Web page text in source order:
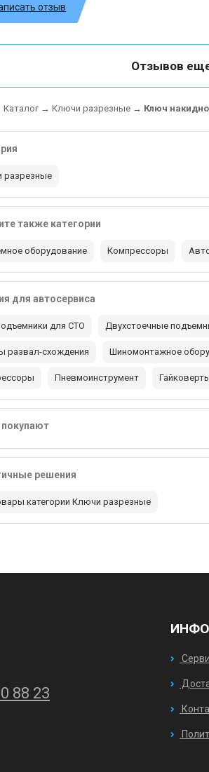
отзыв
Отзывов
Каталог→ Ключи разрезные → Ключ
разрезные
также категории
оборудование Компрессоры
для автосервиса
для СТО Двухстоечные
развал-схождения Шиномонтажное
Пневмоинструмент
решения
категории Ключи разрезные
88 23